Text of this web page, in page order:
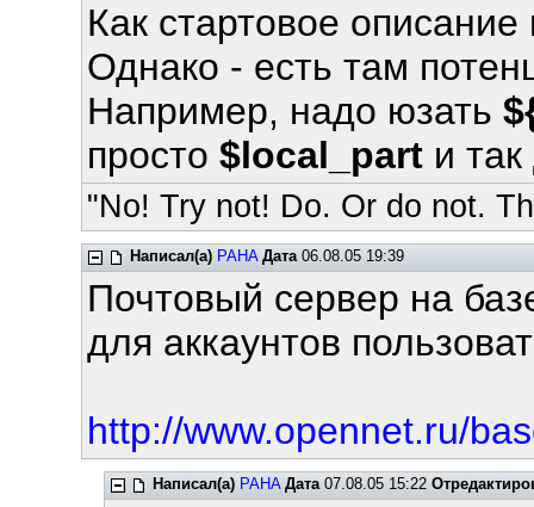
Как стартовое
Однако - есть там
Например, надо юзать
просто $local_partи так
"No! Try not! Do. Or do not.
Написал(а) PAHA Дата06.08.05 19:39
Почтовый сервер на
для аккаунтов
http://www.opennet.ru/
Написал(а) PAHA Дата07.08.05 15:22